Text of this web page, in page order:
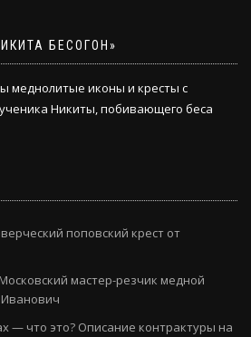
БЕСОГОН»
меднолитые иконы и кресты с
Никиты, побивающего беса
поповский крест от
мастер-резчик медной
Иванович
— что это? Описание контрактуры на